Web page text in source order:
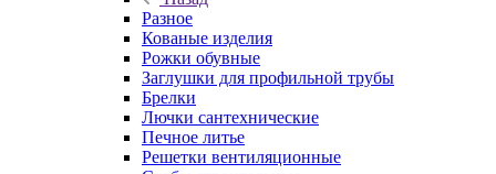
Разное
Кованые изделия
Рожки обувные
Заглушки для профильной трубы
Брелки
Лючки сантехнические
Печное литье
Решетки вентиляционные